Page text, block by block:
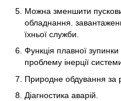
Можна зменшити
обладнання.
їхньої служби.
Функція плавної
проблему інерції
Природне обдування за
Діагностика аварій.